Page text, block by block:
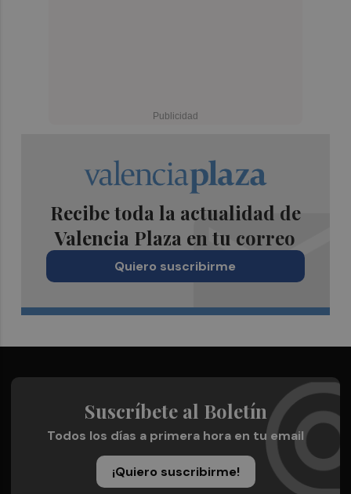
Recibe toda la actualidad de
Valencia Plaza en tu correo
Quiero suscribirme
Suscríbete al Boletín
Todos los días a primera hora en tu email
¡Quiero suscribirme!